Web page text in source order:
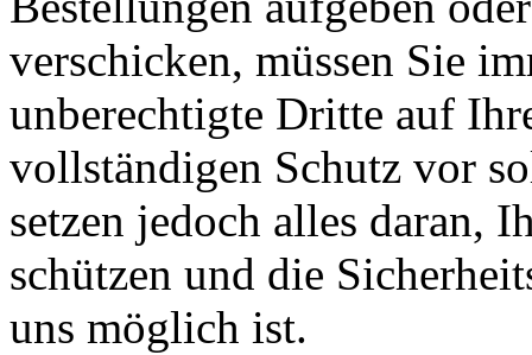
verschicken, müssen Sie
unberechtigte Dritte auf
vollständigen Schutz vor
setzen jedoch alles daran,
schützen und die
uns möglich ist.